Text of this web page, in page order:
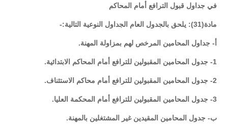
في جداول قبول الترافع أمام المحاكم
مادة(31): يلحق بالجدول العام الجداول النوعية التالية:-
أ- جداول المحامين المرخص لهم بمزاولة المهنة.
1- جدول المحامين المقبولين للترافع أمام المحاكم الابتدائية.
2- جدول المحامين المقبولين للترافع أمام محاكم الاستئناف.
3- جدول المحامين المقبولين للترافع أمام المحكمة العليا.
ب- جدول المحامين المقيدين غير المشتغلين بالمهنة.